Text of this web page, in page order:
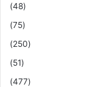
(48)
(75)
(250)
(51)
(477)